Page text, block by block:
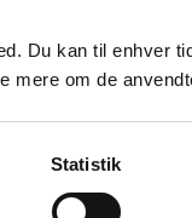
Du kan til enhver
om de
Statistik